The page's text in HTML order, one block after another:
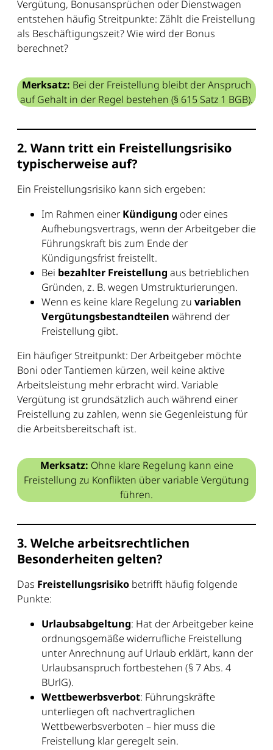
Vergütung, Bonusansprüchen oder Dienstwagen
entstehen häufig Streitpunkte: Zählt die Freistellung
als Beschäftigungszeit? Wie wird der Bonus
berechnet?
Merksatz: Bei der Freistellung bleibt der Anspruch
auf Gehalt in der Regel bestehen (§ 615 Satz 1 BGB).
2. Wann tritt ein Freistellungsrisiko
typischerweise auf?
Ein Freistellungsrisiko kann sich ergeben:
Im Rahmen einer Kündigung oder eines
Aufhebungsvertrags, wenn der Arbeitgeber die
Führungskraft bis zum Ende der
Kündigungsfrist freistellt.
Bei bezahlter Freistellung aus betrieblichen
Gründen, z. B. wegen Umstrukturierungen.
Wenn es keine klare Regelung zu variablen
Vergütungsbestandteilen während der
Freistellung gibt.
Ein häufiger Streitpunkt: Der Arbeitgeber möchte
Boni oder Tantiemen kürzen, weil keine aktive
Arbeitsleistung mehr erbracht wird. Variable
Vergütung ist grundsätzlich auch während einer
Freistellung zu zahlen, wenn sie Gegenleistung für
die Arbeitsbereitschaft ist.
Merksatz: Ohne klare Regelung kann eine
Freistellung zu Konflikten über variable Vergütung
führen.
3. Welche arbeitsrechtlichen
Besonderheiten gelten?
Das Freistellungsrisiko betrifft häufig folgende
Punkte:
Urlaubsabgeltung: Hat der Arbeitgeber keine
ordnungsgemäße widerrufliche Freistellung
unter Anrechnung auf Urlaub erklärt, kann der
Urlaubsanspruch fortbestehen (§ 7 Abs. 4
BUrlG).
Wettbewerbsverbot: Führungskräfte
unterliegen oft nachvertraglichen
Wettbewerbsverboten – hier muss die
Freistellung klar geregelt sein.